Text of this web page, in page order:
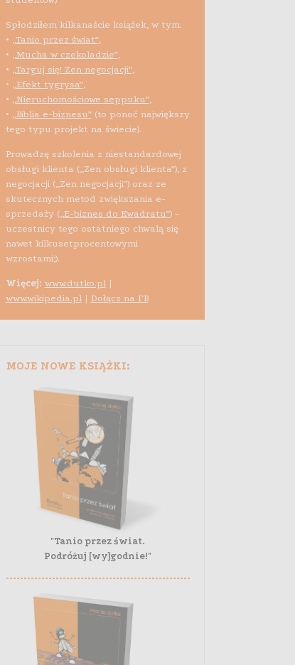
Spłodziłem kilkanaście książek, w tym:
• „Tanio przez świat”,
• „Mucha w czekoladzie”,
• „Targuj się! Zen negocjacji”,
• „Efekt tygrysa”,
• „Nieruchomościowe seppuku”,
• „Biblia e-biznesu”(to ponoć największy
tego typu projekt na świecie).
Prowadzę szkolenia z niestandardowej
obsługi klienta („Zen obsługi klienta”), z
negocjacji („Zen negocjacji”) oraz ze
skutecznych metod zwiększania e-
sprzedaży („E-biznes do Kwadratu”) -
uczestnicy tego ostatniego chwalą się
nawet kilkusetprocentowymi
wzrostami;).
Więcej: www.dutko.pl|
www.wikipedia.pl| Dołącz na FB
MOJE NOWE KSIĄŻKI:
"Tanio przez świat.
Podróżuj [wy]godnie!"